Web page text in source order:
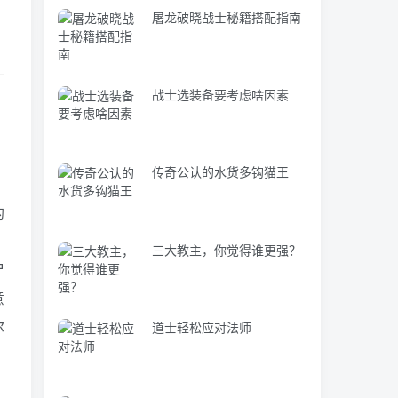
屠龙破晓战士秘籍搭配指南
战士选装备要考虑啥因素
传奇公认的水货多钩猫王
三大教主，你觉得谁更强？
道士轻松应对法师